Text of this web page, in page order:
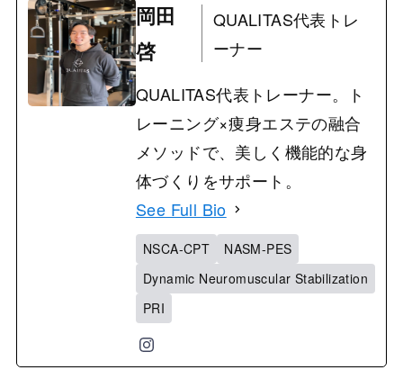
岡田
啓
QUALITAS代表トレ
ーナー
QUALITAS代表トレーナー。ト
レーニング×痩身エステの融合
メソッドで、美しく機能的な身
体づくりをサポート。
See Full Bio
NSCA-CPT
NASM-PES
Dynamic Neuromuscular Stabilization
PRI